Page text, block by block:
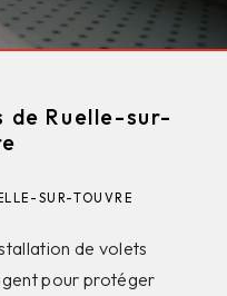
de Ruelle-sur-
SUR-TOUVRE
de volets
pour protéger